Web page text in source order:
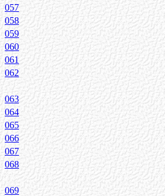
057
058
059
060
061
062
063
064
065
066
067
068
069